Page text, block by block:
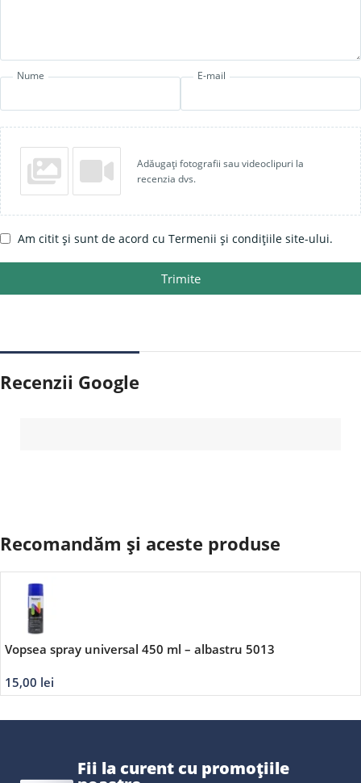
Nume E-mail
Adăugați fotografii sau videoclipuri la
recenzia dvs.
Am citit și sunt de acord cu Termenii și condițiile site-ului.
Trimite
Recenzii Google
Recomandăm și aceste produse
Vopsea spray universal 450 ml – albastru 5013
15,00 lei
Fii la curent cu promoțiile